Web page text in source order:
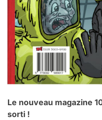
Le nouveau magazine
sorti !